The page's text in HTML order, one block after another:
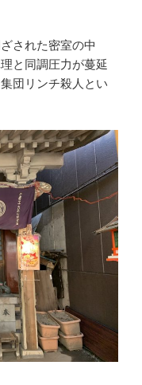
された密室の中
と同調圧力が蔓延
団リンチ殺人とい